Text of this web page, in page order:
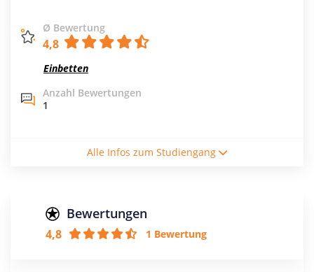
Ø Bewertung
4,8
Einbetten
Anzahl Bewertungen
1
Vollzeitstudium
Zulassungsbeschränkung
Alle Infos zum Studiengang
Bewertungen
4,8 1 Bewertung